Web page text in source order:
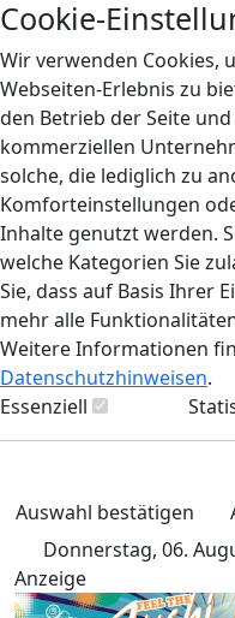
Cookie-
Wir verwenden Cookies,
Webseiten-Erlebnis zu
den Betrieb der Seite
kommerziellen
solche, die lediglich zu
Komforteinstellungen
Inhalte genutzt werden.
welche Kategorien Sie
Sie, dass auf Basis Ihrer
mehr alle
Weitere Informationen
Datenschutzhinweisen.
Essenziell
Auswahl bestätigen
Donnerstag, 06.
Anzeige